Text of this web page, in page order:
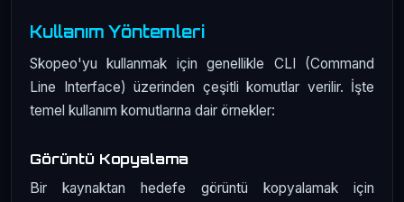
Kullanım Yöntemleri
Skopeo'yu kullanmak için genellikle CLI (Command
Line Interface) üzerinden çeşitli komutlar verilir. İşte
temel kullanım komutlarına dair örnekler:
Görüntü Kopyalama
Bir kaynaktan hedefe görüntü kopyalamak için